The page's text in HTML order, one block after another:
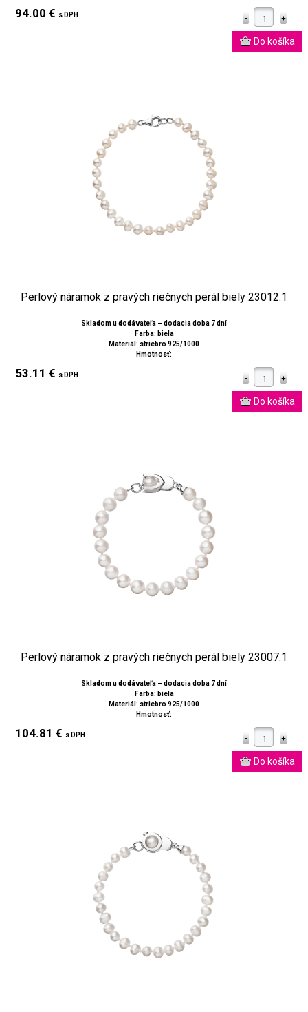
94.00 € s DPH
Perlový náramok z pravých riečnych perál biely 23012.1
Skladom u dodávateľa – dodacia doba 7 dní
Farba: biela
Materiál: striebro 925/1000
Hmotnosť:
53.11 € s DPH
Perlový náramok z pravých riečnych perál biely 23007.1
Skladom u dodávateľa – dodacia doba 7 dní
Farba: biela
Materiál: striebro 925/1000
Hmotnosť:
104.81 € s DPH